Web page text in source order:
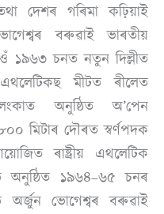
দেশৰ গৰিমা কঢ়িয়াই
বৰুৱাই ভাৰতীয়
১৯৬৩ চনত নতুন দিল্লীত
মীটত ৰীলেত
অনুষ্ঠিত অ’পেন
মিটাৰ দৌৰত স্বৰ্ণপদক
ৰাষ্ট্রীয় এথলেটিক
অনুষ্ঠিত ১৯৬৪–৬৫ চনৰ
অৰ্জুন ভোগেশ্বৰ বৰুৱাই